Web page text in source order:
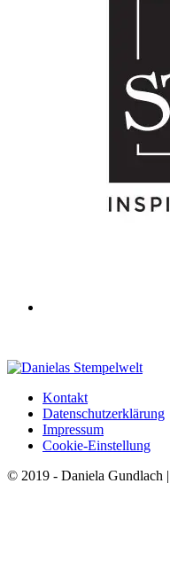
Kontakt
Datenschutzerklärung
Impressum
Cookie-Einstellung
© 2019 - Daniela Gundlach